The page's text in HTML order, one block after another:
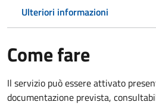
Ulteriori informazioni
Come fare
Il servizio può essere attivato
documentazione prevista,